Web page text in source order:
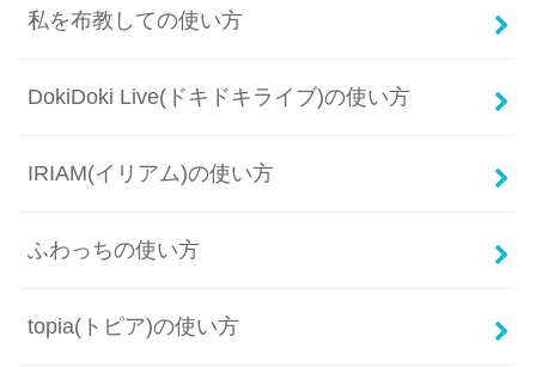
私を布教しての使い方
DokiDoki Live(ドキドキライブ)の使い方
IRIAM(イリアム)の使い方
ふわっちの使い方
topia(トピア)の使い方